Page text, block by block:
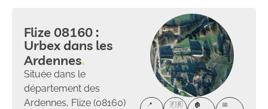
Flize 08160 :
Urbex dans les
Ardennes
Située dans le
département des
Ardennes, Flize (08160)
📍
🇫🇷
🏚️
📅